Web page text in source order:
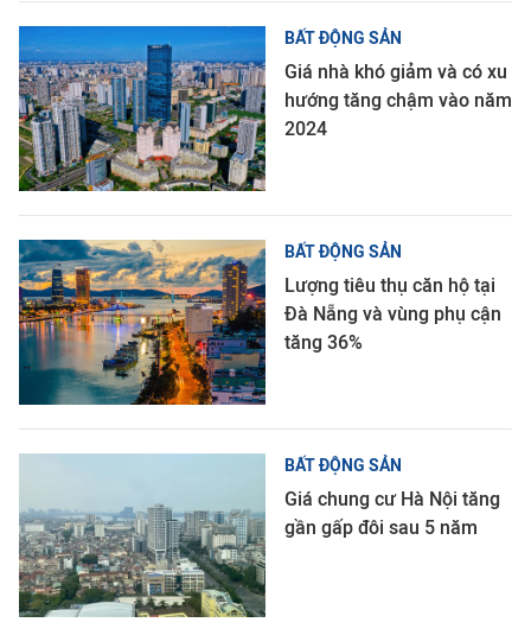
BẤT ĐỘNG SẢN
Giá nhà khó giảm và có xu
hướng tăng chậm vào năm
2024
BẤT ĐỘNG SẢN
Lượng tiêu thụ căn hộ tại
Đà Nẵng và vùng phụ cận
tăng 36%
BẤT ĐỘNG SẢN
Giá chung cư Hà Nội tăng
gần gấp đôi sau 5 năm